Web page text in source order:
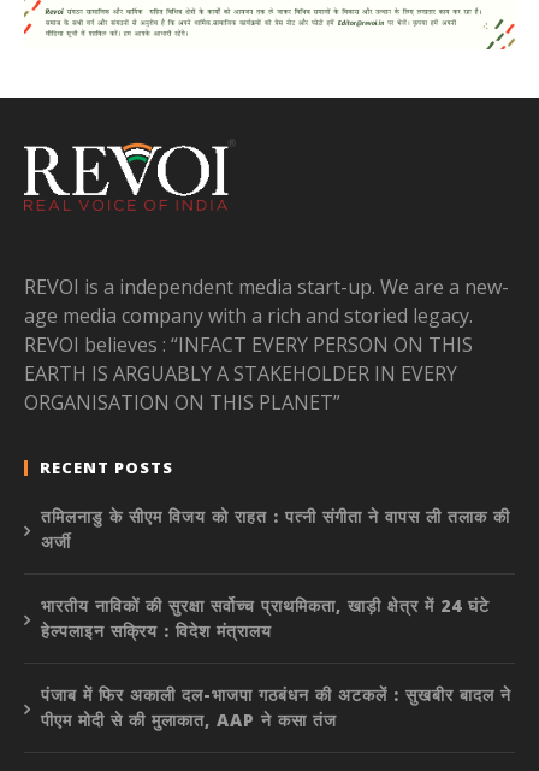
REVOI is a independent media start-up. We are a new-
age media company with a rich and storied legacy.
REVOI believes : “INFACT EVERY PERSON ON THIS
EARTH IS ARGUABLY A STAKEHOLDER IN EVERY
ORGANISATION ON THIS PLANET”
RECENT POSTS
तमिलनाडु के सीएम विजय को राहत : पत्नी संगीता ने वापस ली तलाक की
अर्जी
भारतीय नाविकों की सुरक्षा सर्वोच्च प्राथमिकता, खाड़ी क्षेत्र में 24 घंटे
हेल्पलाइन सक्रिय : विदेश मंत्रालय
पंजाब में फिर अकाली दल-भाजपा गठबंधन की अटकलें : सुखबीर बादल ने
पीएम मोदी से की मुलाकात, AAP ने कसा तंज